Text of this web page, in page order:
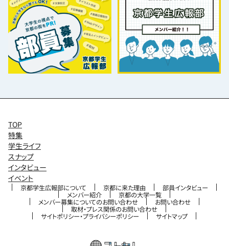
TOP
特集
学生ライフ
スナップ
インタビュー
イベント
京都学生広報部について 京都に来た理由 部員インタビュー
メンバー紹介 京都の大学一覧
メンバー募集についてのお問い合わせ お問い合わせ
取材・プレス関係のお問い合わせ
サイトポリシー・プライバシーポリシー サイトマップ